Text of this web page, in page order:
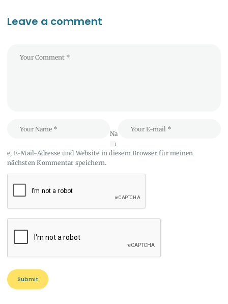
Leave a comment
Na
m
e, E-Mail-Adresse und Website in diesem Browser für meinen
nächsten Kommentar speichern.